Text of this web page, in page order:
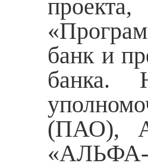
банк и
банка.
(ПАО),